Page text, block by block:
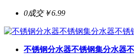
0成交￥6.99
不锈钢分水器不锈钢集分水器